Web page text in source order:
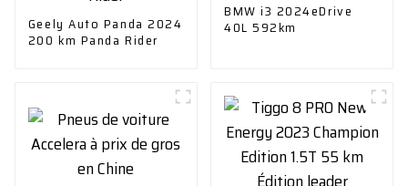
Geely Auto Panda 2024
200 km Panda Rider
BMW i3 2024eDrive
40L 592km